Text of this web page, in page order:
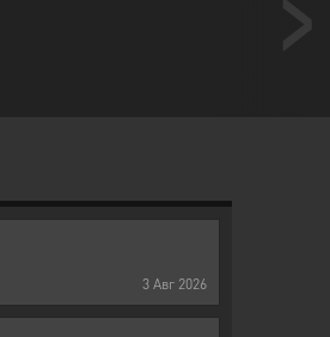
3 Авг 2026